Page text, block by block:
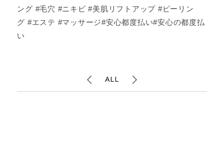
ング #毛穴 #ニキビ #美肌リフトアップ #ピーリン
グ #エステ #マッサージ#安心都度払い#安心の都度払
い
ALL